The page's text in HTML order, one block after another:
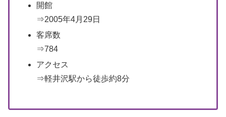
開館
⇒2005年4月29日
客席数
⇒784
アクセス
⇒軽井沢駅から徒歩約8分